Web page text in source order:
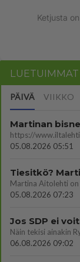
Ketjusta
PÄIVÄ VIIKKO
Martinan
05.08.2026 05:51
05.08.2026 07:23
06.08.2026 09:02